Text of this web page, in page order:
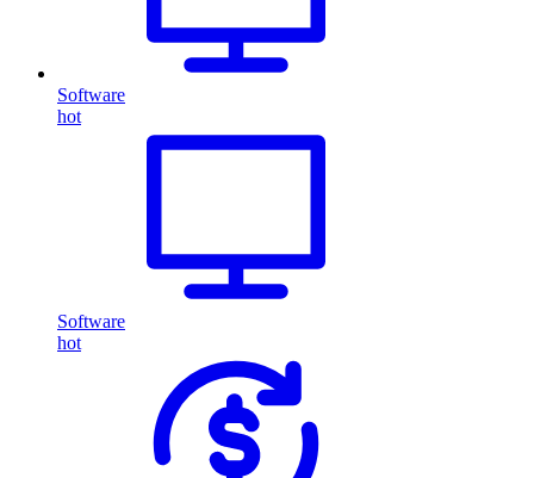
Software
hot
Software
hot